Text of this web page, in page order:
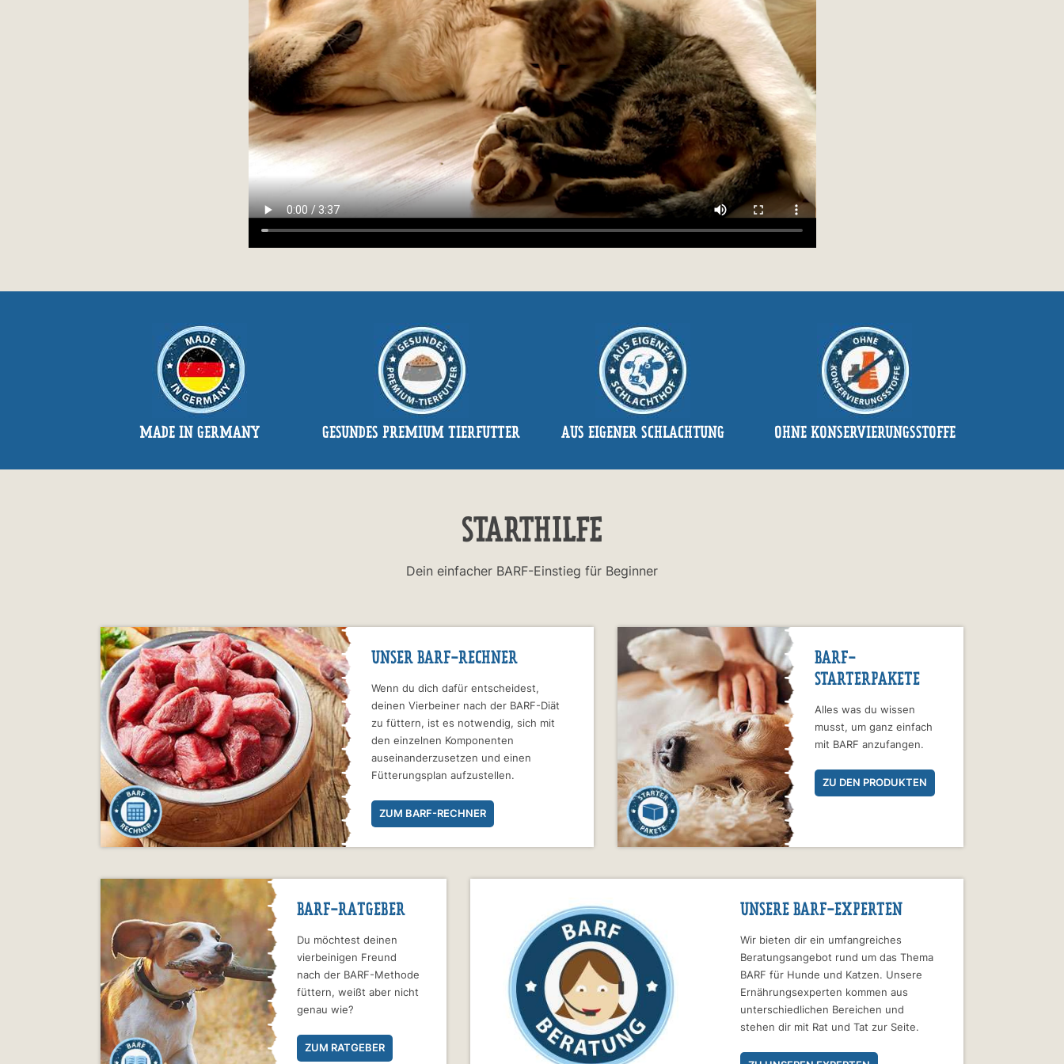
MADE IN GERMANY GESUNDES PREMIUM TIERFUTTER AUS EIGENER SCHLACHTUNG OHNE KONSERVIERUNGSSTOFFE
STARTHILFE
Dein einfacher BARF-Einstieg für Beginner
UNSER BARF-RECHNER
Wenn du dich dafür entscheidest,
deinen Vierbeiner nach der BARF-Diät
zu füttern, ist es notwendig, sich mit
den einzelnen Komponenten
auseinanderzusetzen und einen
Fütterungsplan aufzustellen.
ZUM BARF-RECHNER
BARF-
STARTERPAKETE
Alles was du wissen
musst, um ganz einfach
mit BARF anzufangen.
ZU DEN PRODUKTEN
BARF-RATGEBER
Du möchtest deinen
vierbeinigen Freund
nach der BARF-Methode
füttern, weißt aber nicht
genau wie?
ZUM RATGEBER
UNSERE BARF-EXPERTEN
Wir bieten dir ein umfangreiches
Beratungsangebot rund um das Thema
BARF für Hunde und Katzen. Unsere
Ernährungsexperten kommen aus
unterschiedlichen Bereichen und
stehen dir mit Rat und Tat zur Seite.